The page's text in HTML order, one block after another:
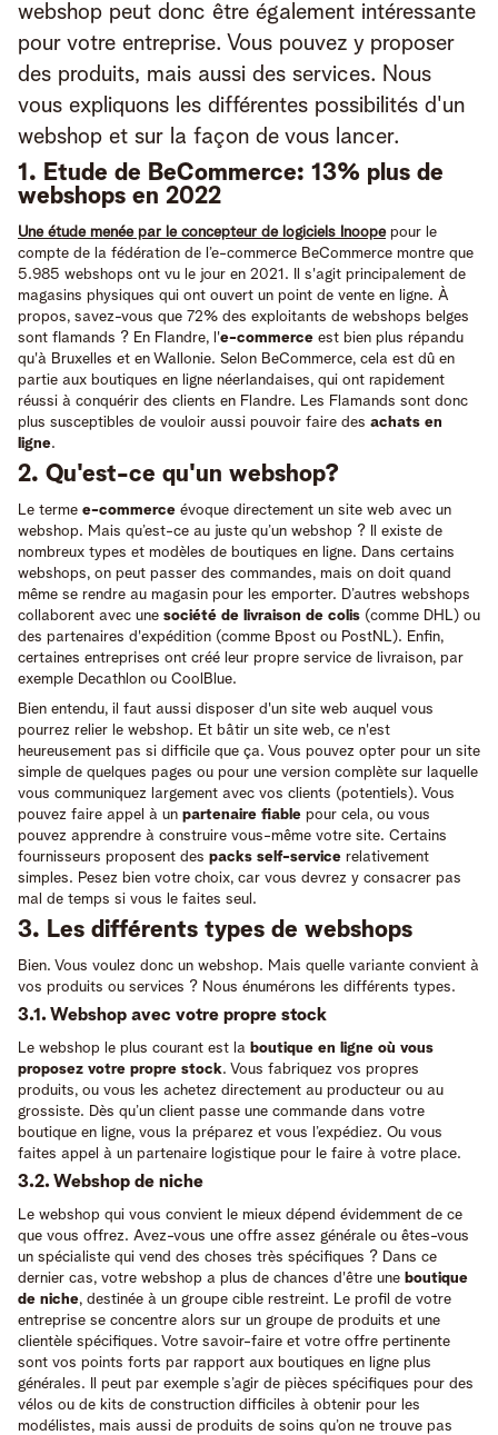
webshop peut donc être également intéressante
pour votre entreprise. Vous pouvez y proposer
des produits, mais aussi des services. Nous
vous expliquons les différentes possibilités d'un
webshop et sur la façon de vous lancer.
1. Etude de BeCommerce: 13% plus de
webshops en 2022
Une étude menée par le concepteur de logiciels Inoopepour le
compte de la fédération de l’e-commerce BeCommerce montre que
5.985 webshops ont vu le jour en 2021. Il s'agit principalement de
magasins physiques qui ont ouvert un point de vente en ligne. À
propos, savez-vous que 72% des exploitants de webshops belges
sont flamands ? En Flandre, l'e-commerce est bien plus répandu
qu'à Bruxelles et en Wallonie. Selon BeCommerce, cela est dû en
partie aux boutiques en ligne néerlandaises, qui ont rapidement
réussi à conquérir des clients en Flandre. Les Flamands sont donc
plus susceptibles de vouloir aussi pouvoir faire des achats en
ligne.
2. Qu'est-ce qu'un webshop?
Le terme e-commerce évoque directement un site web avec un
webshop. Mais qu’est-ce au juste qu’un webshop ? Il existe de
nombreux types et modèles de boutiques en ligne. Dans certains
webshops, on peut passer des commandes, mais on doit quand
même se rendre au magasin pour les emporter. D’autres webshops
collaborent avec une société de livraison de colis (comme DHL) ou
des partenaires d'expédition (comme Bpost ou PostNL). Enfin,
certaines entreprises ont créé leur propre service de livraison, par
exemple Decathlon ou CoolBlue.
Bien entendu, il faut aussi disposer d'un site web auquel vous
pourrez relier le webshop. Et bâtir un site web, ce n'est
heureusement pas si difficile que ça. Vous pouvez opter pour un site
simple de quelques pages ou pour une version complète sur laquelle
vous communiquez largement avec vos clients (potentiels). Vous
pouvez faire appel à un partenaire fiable pour cela, ou vous
pouvez apprendre à construire vous-même votre site. Certains
fournisseurs proposent des packs self-service relativement
simples. Pesez bien votre choix, car vous devrez y consacrer pas
mal de temps si vous le faites seul.
3. Les différents types de webshops
Bien. Vous voulez donc un webshop. Mais quelle variante convient à
vos produits ou services ? Nous énumérons les différents types.
3.1. Webshop avec votre propre stock
Le webshop le plus courant est la boutique en ligne où vous
proposez votre propre stock. Vous fabriquez vos propres
produits, ou vous les achetez directement au producteur ou au
grossiste. Dès qu’un client passe une commande dans votre
boutique en ligne, vous la préparez et vous l’expédiez. Ou vous
faites appel à un partenaire logistique pour le faire à votre place.
3.2. Webshop de niche
Le webshop qui vous convient le mieux dépend évidemment de ce
que vous offrez. Avez-vous une offre assez générale ou êtes-vous
un spécialiste qui vend des choses très spécifiques ? Dans ce
dernier cas, votre webshop a plus de chances d'être une boutique
de niche, destinée à un groupe cible restreint. Le profil de votre
entreprise se concentre alors sur un groupe de produits et une
clientèle spécifiques. Votre savoir-faire et votre offre pertinente
sont vos points forts par rapport aux boutiques en ligne plus
générales. Il peut par exemple s’agir de pièces spécifiques pour des
vélos ou de kits de construction difficiles à obtenir pour les
modélistes, mais aussi de produits de soins qu’on ne trouve pas